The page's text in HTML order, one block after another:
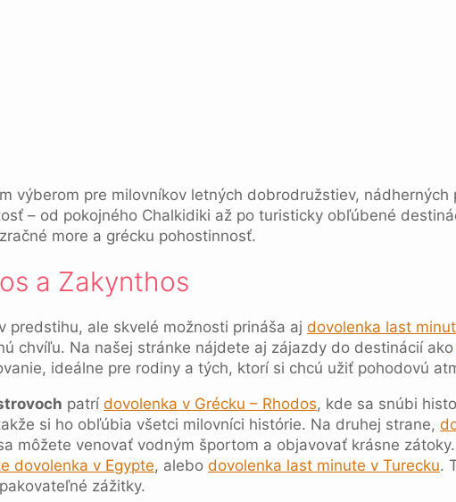
výberom pre milovníkov letných dobrodružstiev, nádherných
– od pokojného Chalkidiki až po turisticky obľúbené
more a grécku pohostinnosť.
a Zakynthos
predstihu, ale skvelé možnosti prináša aj dovolenka last
chvíľu. Na našej stránke nájdete aj zájazdy do destinácií ako
ideálne pre rodiny a tých, ktorí si chcú užiť pohodovú
patrí dovolenka v Grécku – Rhodos, kde sa snúbi
si ho obľúbia všetci milovníci histórie. Na druhej strane,
môžete venovať vodným športom a objavovať krásne
dovolenka v Egypte, alebo dovolenka last minute v Turecku.
zážitky.